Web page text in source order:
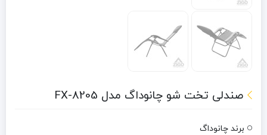
صندلی تخت شو چانوداگ مدل FX-8205
برند چانوداگ